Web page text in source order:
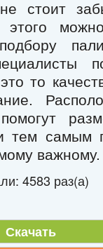
стоит
то
самым
важному.
4583 раз(а)
Скачать